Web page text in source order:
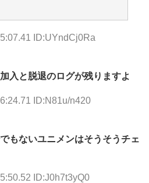
ID:UYndCj0Ra
入と脱退のログが残りますよ
ID:N81u/n420
もないユニメンはそうそうチェ
ID:J0h7t3yQ0